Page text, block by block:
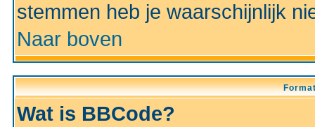
stemmen heb je waarschijnlijk
Naar boven
Wat is BBCode?